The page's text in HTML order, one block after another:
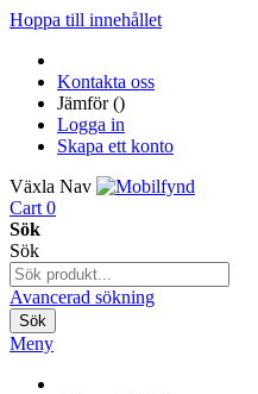
Hoppa till innehållet
Kontakta oss
Jämför ()
Logga in
Skapa ett konto
Växla Nav
Cart 0
Sök
Sök
Avancerad sökning
Sök
Meny